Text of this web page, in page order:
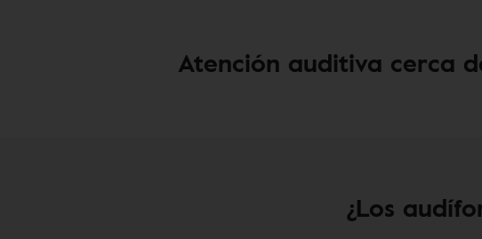
Atención auditiva cerca
¿Los